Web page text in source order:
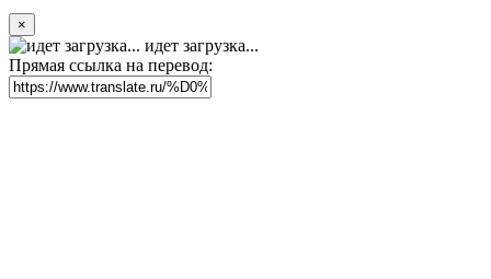
×
идет загрузка...
Прямая ссылка на перевод: